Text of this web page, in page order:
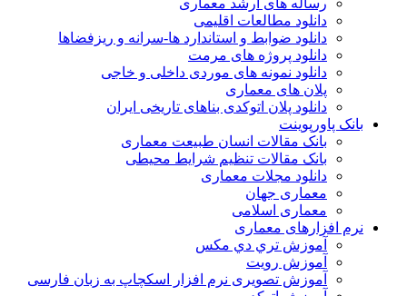
دانلود مطالعات اقلیمی
دانلود ضوابط و استاندارد ها-سرانه و ریزفضاها
دانلود پروژه های مرمت
دانلود نمونه های موردی داخلی و خاجی
پلان های معماری
دانلود پلان اتوکدی بناهای تاریخی ایران
بانک پاورپوینت
بانک مقالات انسان طبیعت معماری
بانک مقالات تنظیم شرایط محیطی
دانلود مجلات معماری
معماری جهان
معماری اسلامی
نرم افزارهای معماری
آﻣﻮزش ﺗﺮي دي ﻣﮑﺲ
آموزش رویت
آموزش تصویری نرم افزار اسکچاپ به زبان فارسی